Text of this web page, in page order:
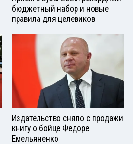
бюджетный набор и новые
правила для целевиков
Издательство сняло с продажи
книгу о бойце Федоре
Емельяненко